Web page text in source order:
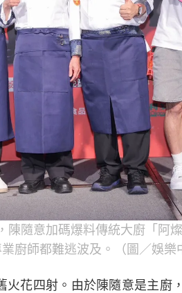
隨意加碼爆料傳統大廚「阿
廚師都難逃波及。（圖／娛樂
花四射。由於陳隨意是主廚